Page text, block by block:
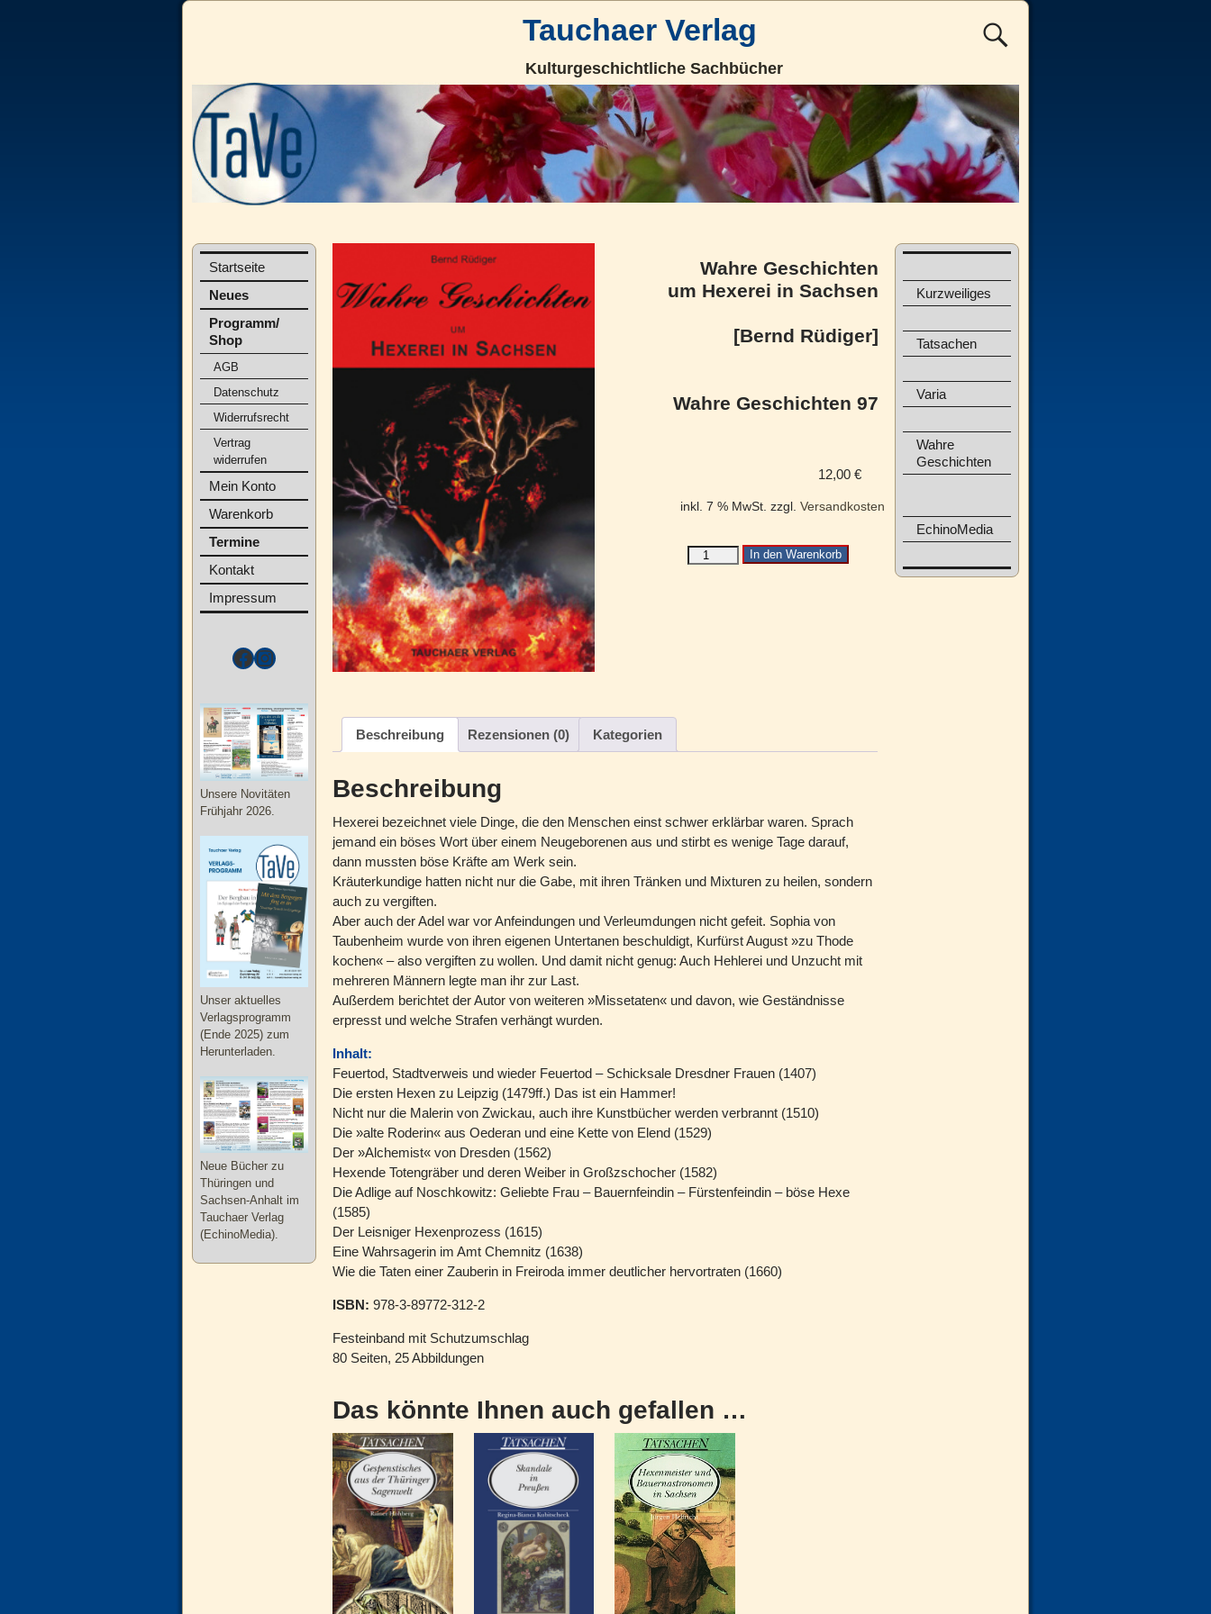
Tauchaer Verlag
Kulturgeschichtliche Sachbücher
Wahre Geschichten
um Hexerei in Sachsen
[Bernd Rüdiger]
Wahre Geschichten 97
12,00€
inkl. 7 % MwSt. zzgl.Versandkosten
In den Warenkorb
Beschreibung Rezensionen (0) Kategorien
Beschreibung
Hexerei bezeichnet viele Dinge, die den Menschen einst schwer erklärbar waren. Sprach
jemand ein böses Wort über einem Neugeborenen aus und stirbt es wenige Tage darauf,
dann mussten böse Kräfte am Werk sein.
Kräuterkundige hatten nicht nur die Gabe, mit ihren Tränken und Mixturen zu heilen, sondern
auch zu vergiften.
Aber auch der Adel war vor Anfeindungen und Verleumdungen nicht gefeit. Sophia von
Taubenheim wurde von ihren eigenen Untertanen beschuldigt, Kurfürst August »zu Thode
kochen« – also vergiften zu wollen. Und damit nicht genug: Auch Hehlerei und Unzucht mit
mehreren Männern legte man ihr zur Last.
Außerdem berichtet der Autor von weiteren »Missetaten« und davon, wie Geständnisse
erpresst und welche Strafen verhängt wurden.
Inhalt:
Feuertod, Stadtverweis und wieder Feuertod – Schicksale Dresdner Frauen (1407)
Die ersten Hexen zu Leipzig (1479ff.) Das ist ein Hammer!
Nicht nur die Malerin von Zwickau, auch ihre Kunstbücher werden verbrannt (1510)
Die »alte Roderin« aus Oederan und eine Kette von Elend (1529)
Der »Alchemist« von Dresden (1562)
Hexende Totengräber und deren Weiber in Großzschocher (1582)
Die Adlige auf Noschkowitz: Geliebte Frau – Bauernfeindin – Fürstenfeindin – böse Hexe
(1585)
Der Leisniger Hexenprozess (1615)
Eine Wahrsagerin im Amt Chemnitz (1638)
Wie die Taten einer Zauberin in Freiroda immer deutlicher hervortraten (1660)
ISBN: 978-3-89772-312-2
Festeinband mit Schutzumschlag
80 Seiten, 25 Abbildungen
Das könnte Ihnen auch gefallen …
Startseite
Neues
Programm/
Shop
AGB
Datenschutz
Widerrufsrecht
Vertrag
widerrufen
Mein Konto
Warenkorb
Termine
Kontakt
Impressum
Unsere Novitäten
Frühjahr 2026.
Unser aktuelles
Verlagsprogramm
(Ende 2025) zum
Herunterladen.
Neue Bücher zu
Thüringen und
Sachsen-Anhalt im
Tauchaer Verlag
(EchinoMedia).
Kurzweiliges
Tatsachen
Varia
Wahre
Geschichten
EchinoMedia